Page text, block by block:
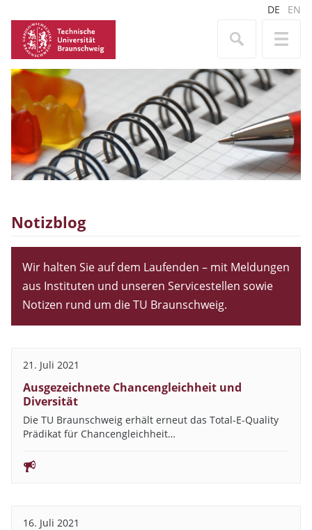
DE EN
Notizblog
Wir halten Sie auf dem Laufenden – mit Meldungen
aus Instituten und unseren Servicestellen sowie
Notizen rund um die TU Braunschweig.
21. Juli 2021
Ausgezeichnete Chancengleichheit und
Diversität
Die TU Braunschweig erhält erneut das Total-E-Quality
Prädikat für Chancengleichheit…
16. Juli 2021